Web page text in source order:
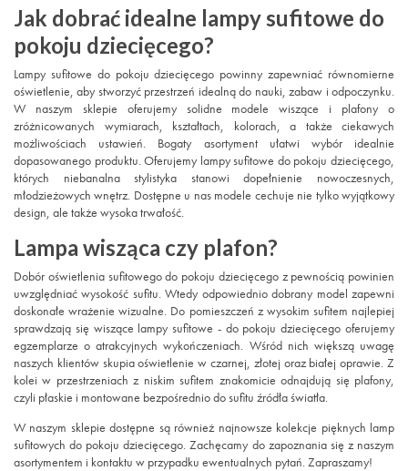
Jak dobrać idealne lampy sufitowe do
pokoju dziecięcego?
Lampy sufitowe do pokoju dziecięcego powinny zapewniać równomierne
oświetlenie, aby stworzyć przestrzeń idealną do nauki, zabaw i odpoczynku.
W naszym sklepie oferujemy solidne modele wiszące i plafony o
zróżnicowanych wymiarach, kształtach, kolorach, a także ciekawych
możliwościach ustawień. Bogaty asortyment ułatwi wybór idealnie
dopasowanego produktu. Oferujemy lampy sufitowe do pokoju dziecięcego,
których niebanalna stylistyka stanowi dopełnienie nowoczesnych,
młodzieżowych wnętrz. Dostępne u nas modele cechuje nie tylko wyjątkowy
design, ale także wysoka trwałość.
Lampa wisząca czy plafon?
Dobór oświetlenia sufitowego do pokoju dziecięcego z pewnością powinien
uwzględniać wysokość sufitu. Wtedy odpowiednio dobrany model zapewni
doskonałe wrażenie wizualne. Do pomieszczeń z wysokim sufitem najlepiej
sprawdzają się wiszące lampy sufitowe - do pokoju dziecięcego oferujemy
egzemplarze o atrakcyjnych wykończeniach. Wśród nich większą uwagę
naszych klientów skupia oświetlenie w czarnej, złotej oraz białej oprawie. Z
kolei w przestrzeniach z niskim sufitem znakomicie odnajdują się plafony,
czyli płaskie i montowane bezpośrednio do sufitu źródła światła.
W naszym sklepie dostępne są również najnowsze kolekcje pięknych lamp
sufitowych do pokoju dziecięcego. Zachęcamy do zapoznania się z naszym
asortymentem i kontaktu w przypadku ewentualnych pytań. Zapraszamy!